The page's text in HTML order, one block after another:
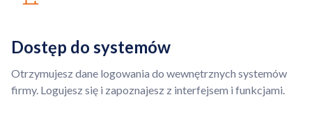
Dostęp do systemów
Otrzymujesz dane logowania do wewnętrznych systemów
firmy. Logujesz się i zapoznajesz z interfejsem i funkcjami.